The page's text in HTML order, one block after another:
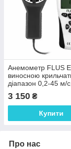
Анемометр FLUS
виносною
діапазон 0,2-45 м/
температурний
від -30ºС до +60ºС
3 150 ₴
Купити
Про нас